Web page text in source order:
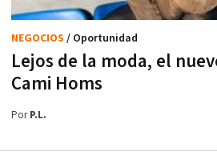
Lejos de la moda, el
Cami Homs
NEGOCIOS / Oportunidad
PorP.L.